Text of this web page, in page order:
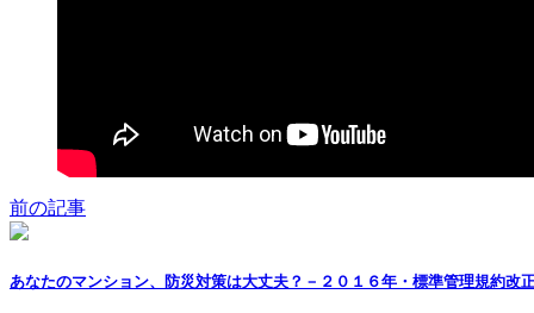
前の記事
あなたのマンション、防災対策は大丈夫？－２０１６年・標準管理規約改